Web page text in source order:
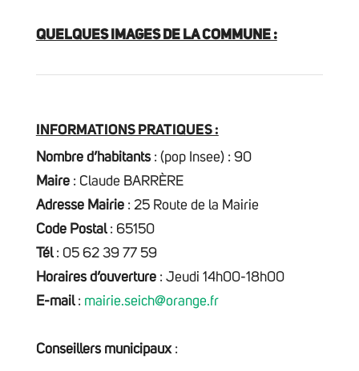
QUELQUES IMAGES DE LA COMMUNE :
INFORMATIONS PRATIQUES :
Nombre d’habitants : (pop Insee) : 90
Maire : Claude BARRÈRE
Adresse Mairie : 25 Route de la Mairie
Code Postal: 65150
Tél : 05 62 39 77 59
Horaires d’ouverture: Jeudi 14h00-18h00
E-mail: mairie.seich@orange.fr
Conseillers municipaux: